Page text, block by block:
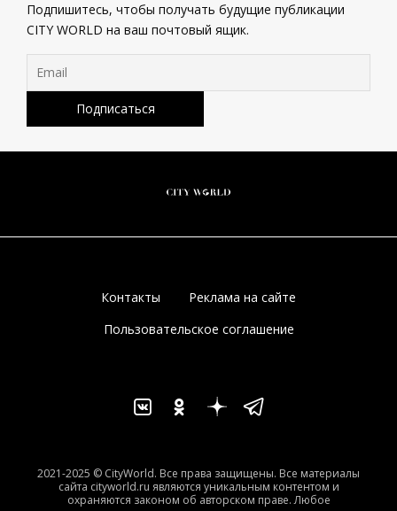
Подпишитесь, чтобы получать будущие публикации
CITY WORLD на ваш почтовый ящик.
Контакты
Реклама на сайте
Пользовательское соглашение
2021-2025 © CityWorld. Все права защищены. Все материалы
сайта cityworld.ru являются уникальным контентом и
охраняются законом об авторском праве. Любое